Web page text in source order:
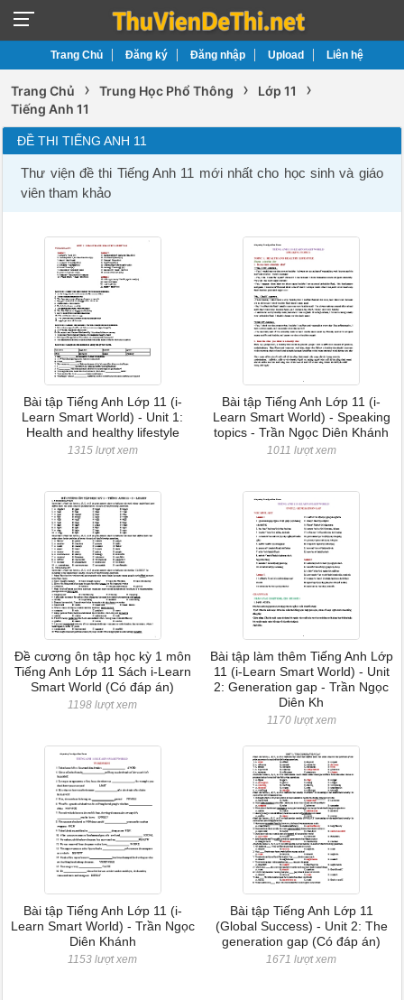
Trang Chủ Đăng ký Đăng nhập Upload Liên hệ
Trang Chủ › Trung Học Phổ Thông › Lớp 11 ›
Tiếng Anh 11
ĐỀ THI TIẾNG ANH 11
Thư viện đề thi Tiếng Anh 11 mới nhất cho học sinh và giáo
viên tham khảo
Bài tập Tiếng Anh Lớp 11 (i-
Learn Smart World) - Unit 1:
Health and healthy lifestyle
1315 lượt xem
Bài tập Tiếng Anh Lớp 11 (i-
Learn Smart World) - Speaking
topics - Trần Ngọc Diên Khánh
1011 lượt xem
Đề cương ôn tập học kỳ 1 môn
Tiếng Anh Lớp 11 Sách i-Learn
Smart World (Có đáp án)
1198 lượt xem
Bài tập làm thêm Tiếng Anh Lớp
11 (i-Learn Smart World) - Unit
2: Generation gap - Trần Ngọc
Diên Kh
1170 lượt xem
Bài tập Tiếng Anh Lớp 11 (i-
Learn Smart World) - Trần Ngọc
Diên Khánh
1153 lượt xem
Bài tập Tiếng Anh Lớp 11
(Global Success) - Unit 2: The
generation gap (Có đáp án)
1671 lượt xem